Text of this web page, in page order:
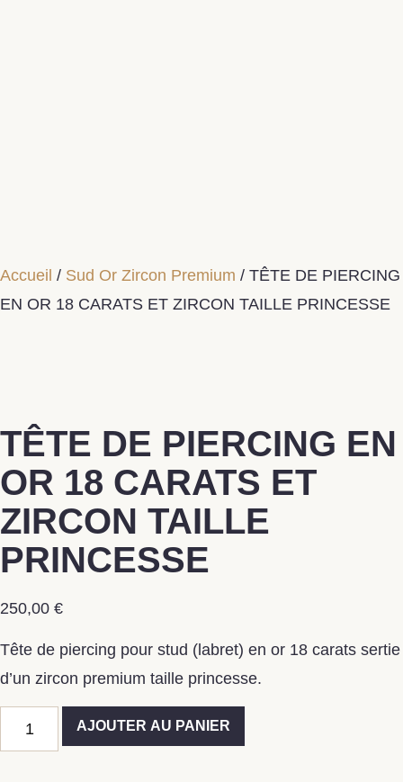
Accueil / Sud Or Zircon Premium / TÊTE DE PIERCING
EN OR 18 CARATS ET ZIRCON TAILLE PRINCESSE
TÊTE DE PIERCING EN
OR 18 CARATS ET
ZIRCON TAILLE
PRINCESSE
250,00 €
Tête de piercing pour stud (labret) en or 18 carats sertie
d’un zircon premium taille princesse.
AJOUTER AU PANIER